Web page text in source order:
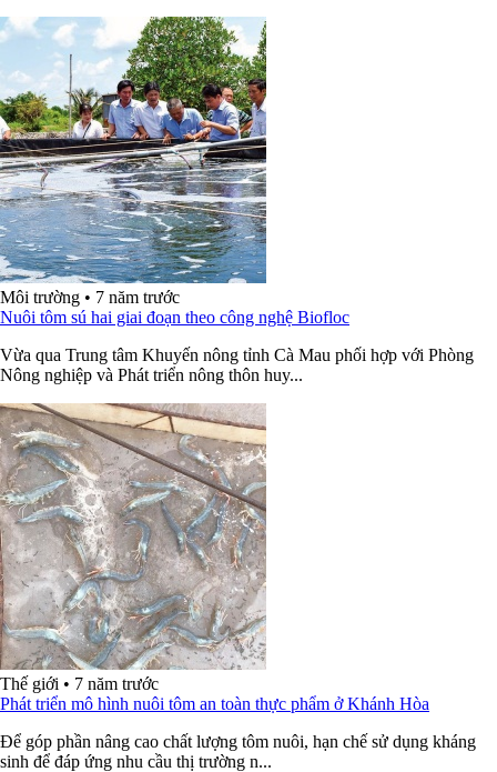
Môi trường • 7 năm trước
Nuôi tôm sú hai giai đoạn theo công nghệ Biofloc
Vừa qua Trung tâm Khuyến nông tỉnh Cà Mau phối hợp với Phòng
Nông nghiệp và Phát triển nông thôn huy...
Thế giới • 7 năm trước
Phát triển mô hình nuôi tôm an toàn thực phẩm ở Khánh Hòa
Để góp phần nâng cao chất lượng tôm nuôi, hạn chế sử dụng kháng
sinh để đáp ứng nhu cầu thị trường n...